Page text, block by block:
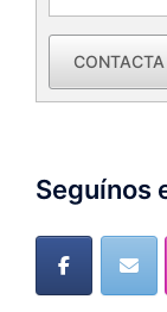
Seguínos